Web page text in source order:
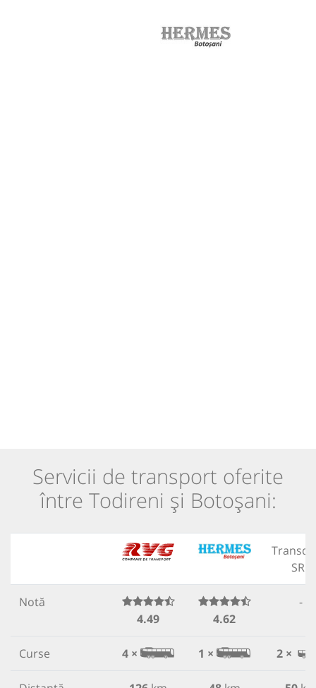
Servicii de transport oferite
între Todireni și Botoșani:
SRL
Notă
4.49
4.62
-
Curse 4 × 1 × 2 ×